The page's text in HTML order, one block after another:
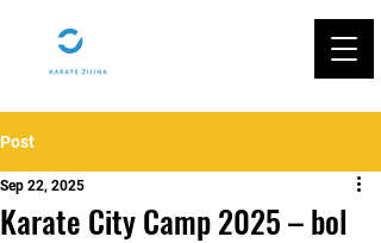
Post
Karate City Camp 2025 – bol
Sep 22, 2025